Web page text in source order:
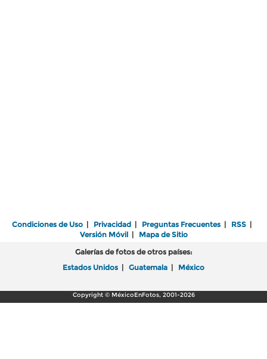
Condiciones de Uso | Privacidad | Preguntas Frecuentes | RSS |
Versión Móvil| Mapa de Sitio
Galerías de fotos de otros países:
Estados Unidos | Guatemala | México
Copyright © MéxicoEnFotos, 2001-2026